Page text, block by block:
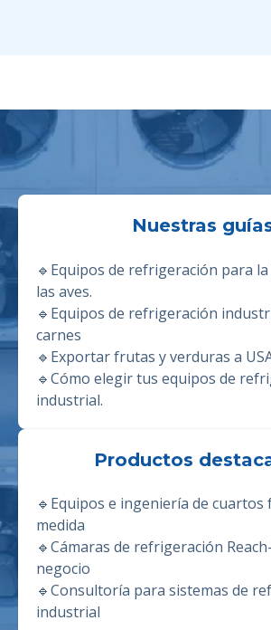
Nuestras
🔹 Equipos de refrigeración para
las aves.
🔹Equipos de refrigeración
carnes
🔹 Exportar frutas y verduras a
🔹Cómo elegir tus equipos de
industrial.
Productos
🔹 Equipos e ingeniería de cuartos
medida
🔹Cámaras de refrigeración
negocio
🔹Consultoría para sistemas de
industrial